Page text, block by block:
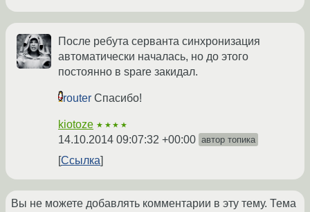
После ребута серванта синхронизация
автоматически началась, но до этого
постоянно в spare закидал.
router Спасибо!
kiotoze ★★★★
14.10.2014 09:07:32 +00:00 автор топика
Ссылка
Вы не можете добавлять комментарии в эту тему. Тема